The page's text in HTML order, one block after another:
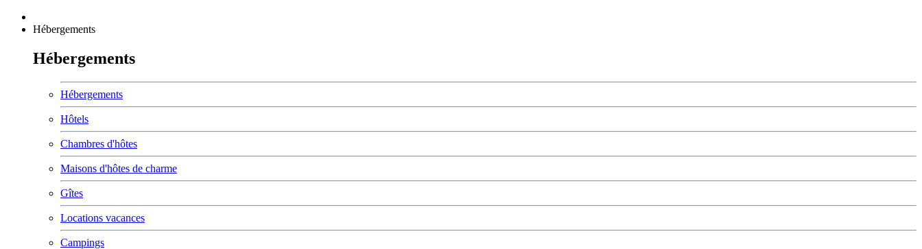
Hébergements
Hébergements
Hébergements
Hôtels
Chambres d'hôtes
Maisons d'hôtes de charme
Gîtes
Locations vacances
Campings